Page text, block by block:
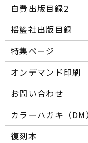
自費出版目録2
揺籃社出版目録
特集ページ
オンデマンド印刷
お問い合わせ
カラーハガキ（DM）
復刻本